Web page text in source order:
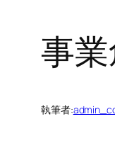
事
執筆者: